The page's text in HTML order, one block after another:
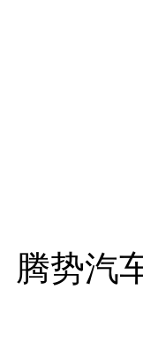
腾势汽